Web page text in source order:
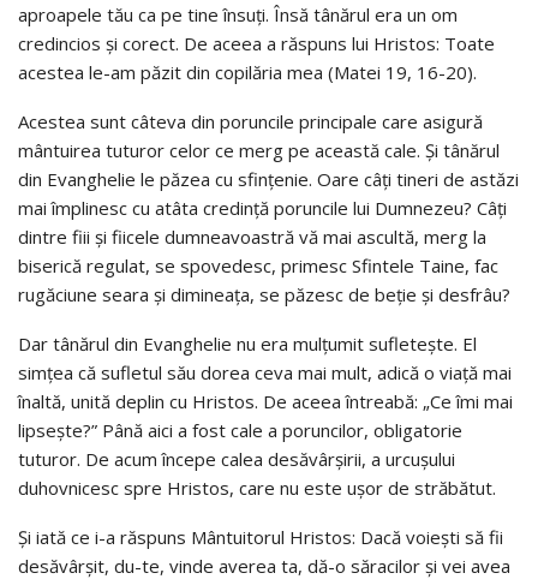
aproapele tău ca pe tine însuți. Însă tânărul era un om
credincios și corect. De aceea a răspuns lui Hristos: Toate
acestea le-am păzit din copilăria mea (Matei 19, 16-20).
Acestea sunt câteva din poruncile principale care asigură
mântuirea tuturor celor ce merg pe această cale. Și tânărul
din Evanghelie le păzea cu sfințenie. Oare câți tineri de astăzi
mai împlinesc cu atâta credință poruncile lui Dumnezeu? Câți
dintre fiii și fiicele dumneavoastră vă mai ascultă, merg la
biserică regulat, se spovedesc, primesc Sfintele Taine, fac
rugăciune seara și dimineața, se păzesc de beție și desfrâu?
Dar tânărul din Evanghelie nu era mulțumit sufletește. El
simțea că sufletul său dorea ceva mai mult, adică o viață mai
înaltă, unită deplin cu Hristos. De aceea întreabă: „Ce îmi mai
lipsește?” Până aici a fost cale a poruncilor, obligatorie
tuturor. De acum începe calea desăvârșirii, a urcușului
duhovnicesc spre Hristos, care nu este ușor de străbătut.
Și iată ce i-a răspuns Mântuitorul Hristos: Dacă voiești să fii
desăvârșit, du-te, vinde averea ta, dă-o săracilor și vei avea